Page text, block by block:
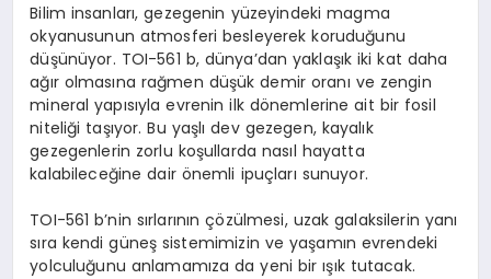
Bilim insanları, gezegenin yüzeyindeki magma
okyanusunun atmosferi besleyerek koruduğunu
düşünüyor. TOI-561 b, dünya’dan yaklaşık iki kat daha
ağır olmasına rağmen düşük demir oranı ve zengin
mineral yapısıyla evrenin ilk dönemlerine ait bir fosil
niteliği taşıyor. Bu yaşlı dev gezegen, kayalık
gezegenlerin zorlu koşullarda nasıl hayatta
kalabileceğine dair önemli ipuçları sunuyor.
TOI-561 b’nin sırlarının çözülmesi, uzak galaksilerin yanı
sıra kendi güneş sistemimizin ve yaşamın evrendeki
yolculuğunu anlamamıza da yeni bir ışık tutacak.